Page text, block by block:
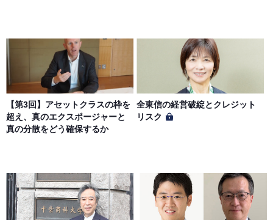
【第3回】アセットクラスの枠を
超え、真のエクスポージャーと
真の分散をどう確保するか
全東信の経営破綻とクレジット
リスク